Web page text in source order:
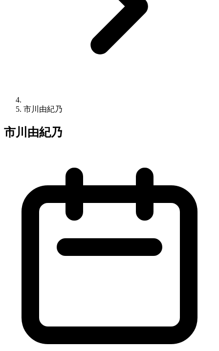
市川由紀乃
市川由紀乃